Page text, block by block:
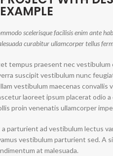
EXAMPLE
scelerisque facilisis enim ante
curabitur ullamcorper tellus
tempus praesent nec
suscipit vestibulum nunc
vestibulum maecenas
laoreet ipsum placerat odio
proin venenatis ullamcorper
a parturient ad vestibulum lectus
vestibulum parturient sed. A
at malesuada.